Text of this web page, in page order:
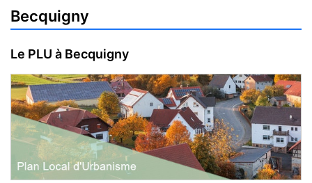
Becquigny
Le PLU à Becquigny